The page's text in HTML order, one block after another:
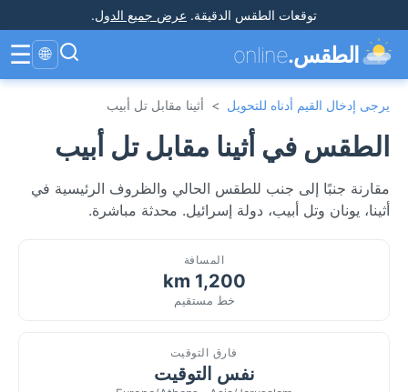
توقعات الطقس الدقيقة. عرض جميع الدول.
الطقس.online
🌐
☰
يرجى إدخال القيم أدناه للتحويل > أثينا مقابل تل أبيب
الطقس في أثينا مقابل تل أبيب
مقارنة جنبًا إلى جنب للطقس الحالي والظروف الرئيسية في
أثينا، يونان وتل أبيب، دولة إسرائيل. محدثة مباشرة.
المسافة
1,200 km
خط مستقيم
فارق التوقيت
نفس التوقيت